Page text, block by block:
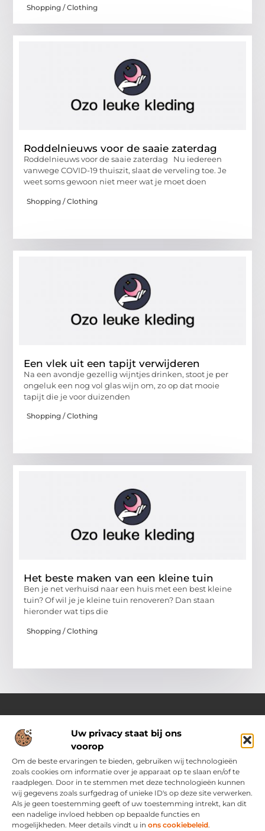
Uw privacy staat bij ons
voorop
Om de beste ervaringen te bieden, gebruiken wij technologieën
zoals cookies om informatie over je apparaat op te slaan en/of te
raadplegen. Door in te stemmen met deze technologieën kunnen
wij gegevens zoals surfgedrag of unieke ID's op deze site verwerken.
Als je geen toestemming geeft of uw toestemming intrekt, kan dit
een nadelige invloed hebben op bepaalde functies en
mogelijkheden. Meer details vindt u in ons cookiebeleid.
Shopping / Clothing
Roddelnieuws voor de saaie zaterdag
Roddelnieuws voor de saaie zaterdag Nu iedereen
vanwege COVID-19 thuiszit, slaat de verveling toe. Je
weet soms gewoon niet meer wat je moet doen
Shopping / Clothing
Een vlek uit een tapijt verwijderen
Na een avondje gezellig wijntjes drinken, stoot je per
ongeluk een nog vol glas wijn om, zo op dat mooie
tapijt die je voor duizenden
Shopping / Clothing
Het beste maken van een kleine tuin
Ben je net verhuisd naar een huis met een best kleine
tuin? Of wil je je kleine tuin renoveren? Dan staan
hieronder wat tips die
Shopping / Clothing
Over Ozoleukekleding.nl
Jouw inspiratiebron voor stijlvolle en praktische modetips
Laat je verrassen door onze gevarieerde blogs vol trends,
kledingadvies en creatieve ideeën. Ontdek hoe je met slimme
tips en originele inspiratie elke dag met flair en zelfvertrouwen
voor de dag komt.
Main Links